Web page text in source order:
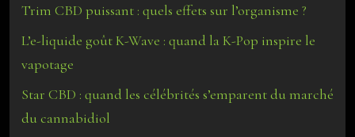
Trim CBD puissant : quels effets sur l’organisme ?
L’e-liquide goût K-Wave : quand la K-Pop inspire le
vapotage
Star CBD : quand les célébrités s’emparent du marché
du cannabidiol